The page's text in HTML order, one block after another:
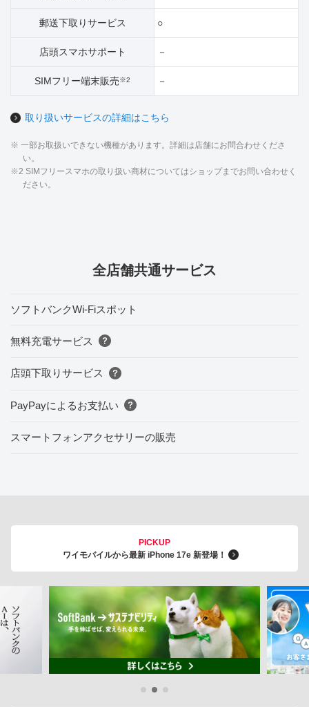
郵送下取りサービス ○
店頭スマホサポート －
SIMフリー端末販売※2 －
取り扱いサービスの詳細はこちら
※ 一部お取扱いできない機種があります。詳細は店舗にお問合わせくださ
い。
※2 SIMフリースマホの取り扱い商材についてはショップまでお問い合わせく
ださい。
全店舗共通サービス
ソフトバンクWi-Fiスポット
無料充電サービス
店頭下取りサービス
PayPayによるお支払い
スマートフォンアクセサリーの販売
PICKUP
ワイモバイルから最新 iPhone 17e 新登場！